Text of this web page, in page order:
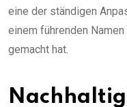
eine der ständigen
einem führenden
gemacht hat.